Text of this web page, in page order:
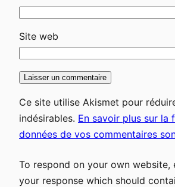
Site web
Ce site utilise Akismet pour
indésirables. En savoir plus sur la
données de vos commentaires
To respond on your own website,
your response which should